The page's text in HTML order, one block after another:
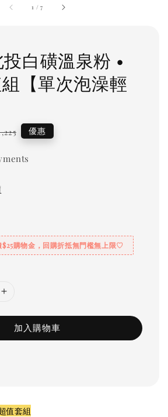
1 /7
白磺溫泉粉 •
【單次泡澡輕
優惠
購物金，回購折抵無門檻無上限♡
加入購物車
值套組